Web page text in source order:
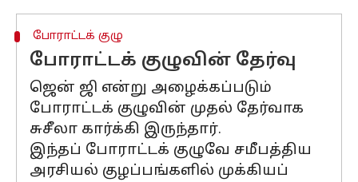
போராட்டக் குழு
போராட்டக் குழுவின் தேர்வு
ஜென் ஜி என்று அழைக்கப்படும்
போராட்டக் குழுவின் முதல் தேர்வாக
சுசீலா கார்க்கி இருந்தார்.
இந்தப் போராட்டக் குழுவே சமீபத்திய
அரசியல் குழப்பங்களில் முக்கியப்